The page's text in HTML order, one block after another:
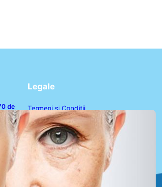
de
Legale
Termeni și Condiții
Politica de Confidențialitate
Politica de Cookies
Disclaimer